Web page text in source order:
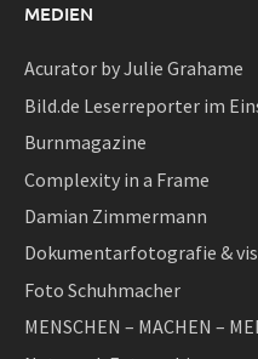
MEDIEN
Acurator by Julie Grahame
Bild.de Leserreporter im
Burnmagazine
Complexity in a Frame
Damian Zimmermann
Dokumentarfotografie &
Foto Schuhmacher
MENSCHEN – MACHEN –